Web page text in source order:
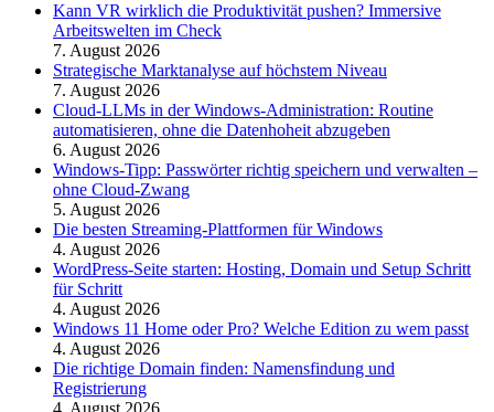
Kann VR wirklich die Produktivität pushen? Immersive
Arbeitswelten im Check
7. August 2026
Strategische Marktanalyse auf höchstem Niveau
7. August 2026
Cloud-LLMs in der Windows-Administration: Routine
automatisieren, ohne die Datenhoheit abzugeben
6. August 2026
Windows-Tipp: Passwörter richtig speichern und verwalten –
ohne Cloud-Zwang
5. August 2026
Die besten Streaming-Plattformen für Windows
4. August 2026
WordPress-Seite starten: Hosting, Domain und Setup Schritt
für Schritt
4. August 2026
Windows 11 Home oder Pro? Welche Edition zu wem passt
4. August 2026
Die richtige Domain finden: Namensfindung und
Registrierung
4. August 2026